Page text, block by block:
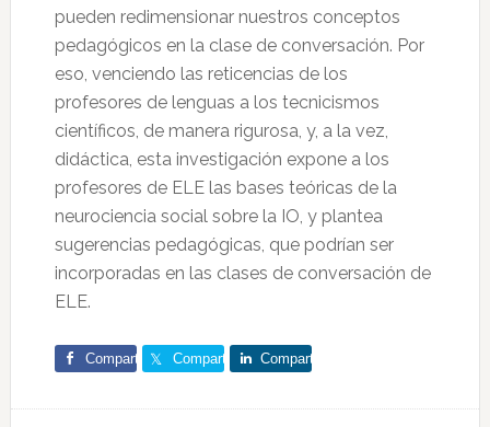
pueden redimensionar nuestros conceptos
pedagógicos en la clase de conversación. Por
eso, venciendo las reticencias de los
profesores de lenguas a los tecnicismos
científicos, de manera rigurosa, y, a la vez,
didáctica, esta investigación expone a los
profesores de ELE las bases teóricas de la
neurociencia social sobre la IO, y plantea
sugerencias pedagógicas, que podrían ser
incorporadas en las clases de conversación de
ELE.
Comparte Comparte Comparte